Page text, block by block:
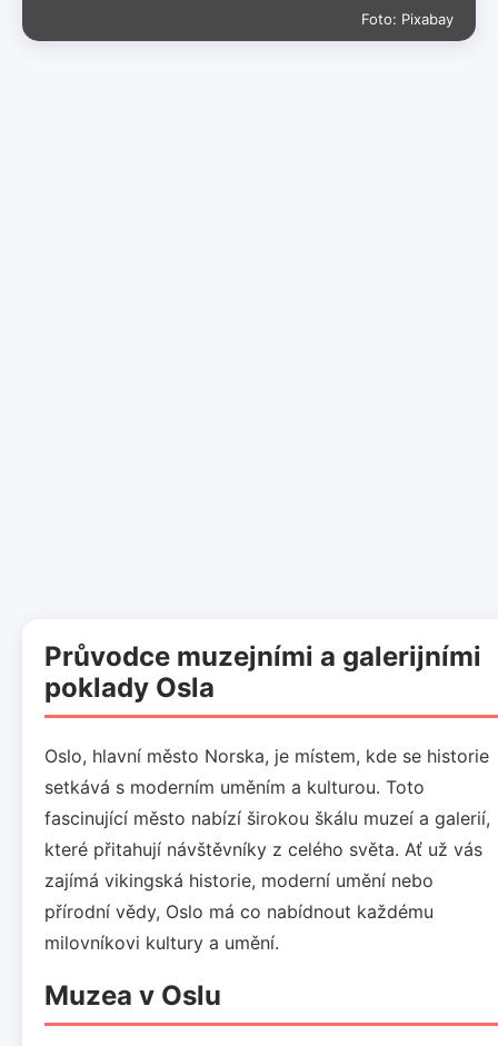
Foto: Pixabay
Průvodce muzejními a galerijními
poklady Osla
Oslo, hlavní město Norska, je místem, kde se historie
setkává s moderním uměním a kulturou. Toto
fascinující město nabízí širokou škálu muzeí a galerií,
které přitahují návštěvníky z celého světa. Ať už vás
zajímá vikingská historie, moderní umění nebo
přírodní vědy, Oslo má co nabídnout každému
milovníkovi kultury a umění.
Muzea v Oslu